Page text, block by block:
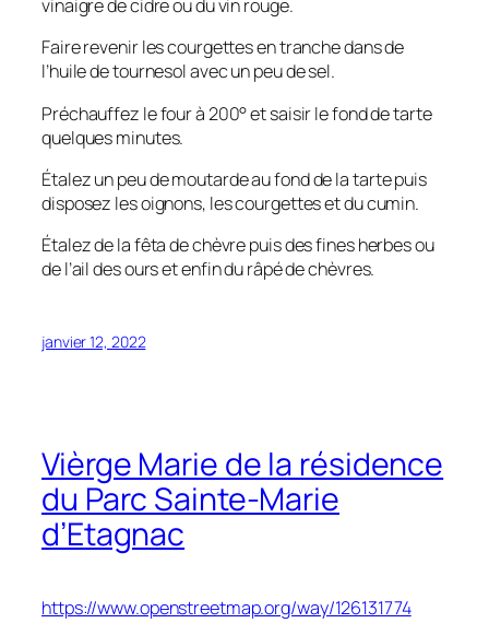
vinaigre de cidre ou du vin rouge.
Faire revenir les courgettes en tranche dans de
l’huile de tournesol avec un peu de sel.
Préchauffez le four à 200° et saisir le fond de tarte
quelques minutes.
Étalez un peu de moutarde au fond de la tarte puis
disposez les oignons, les courgettes et du cumin.
Étalez de la fêta de chèvre puis des fines herbes ou
de l’ail des ours et enfin du râpé de chèvres.
janvier 12, 2022
Vièrge Marie de la résidence
du Parc Sainte-Marie
d’Etagnac
https://www.openstreetmap.org/way/126131774